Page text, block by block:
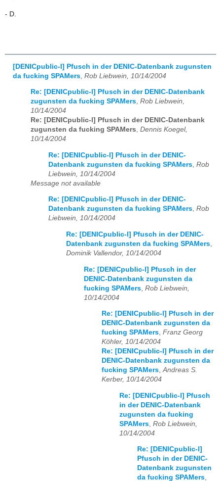
- D.
[DENICpublic-l] Pfusch in der DENIC-Datenbank zugunsten
da fucking SPAMers Rob Liebwein, 10/14/2004
Re: [DENICpublic-l] Pfusch in der DENIC-Datenbank
zugunsten da fucking SPAMers, Rob Liebwein,
10/14/2004
Re: [DENICpublic-l] Pfusch in der DENIC-Datenbank
zugunsten da fucking SPAMers, Dennis Koegel,
10/14/2004
Re: [DENICpublic-l] Pfusch in der DENIC-
Datenbank zugunsten da fucking SPAMers Rob
Liebwein, 10/14/2004
Message not available
Re: [DENICpublic-l] Pfusch in der DENIC-
Datenbank zugunsten da fucking SPAMers, Rob
Liebwein, 10/14/2004
Re: [DENICpublic-l] Pfusch in der DENIC-
Datenbank zugunsten da fucking SPAMers
Dominik Vallendor, 10/14/2004
Re: [DENICpublic-l] Pfusch in der
DENIC-Datenbank zugunsten da
fucking SPAMers Rob Liebwein,
10/14/2004
Re: [DENICpublic-l] Pfusch in der
DENIC-Datenbank zugunsten da
fucking SPAMers, Franz Georg
Köhler, 10/14/2004
Re: [DENICpublic-l] Pfusch in der
DENIC-Datenbank zugunsten da
fucking SPAMers,Andreas S.
Kerber, 10/14/2004
Re: [DENICpublic-l] Pfusch
in der DENIC-Datenbank
zugunsten da fucking
SPAMers Rob Liebwein,
10/14/2004
Re: [DENICpublic-l]
Pfusch in der DENIC-
Datenbank zugunsten
da fucking SPAMers,